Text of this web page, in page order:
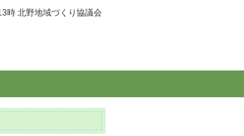
時 北野地域づくり協議会